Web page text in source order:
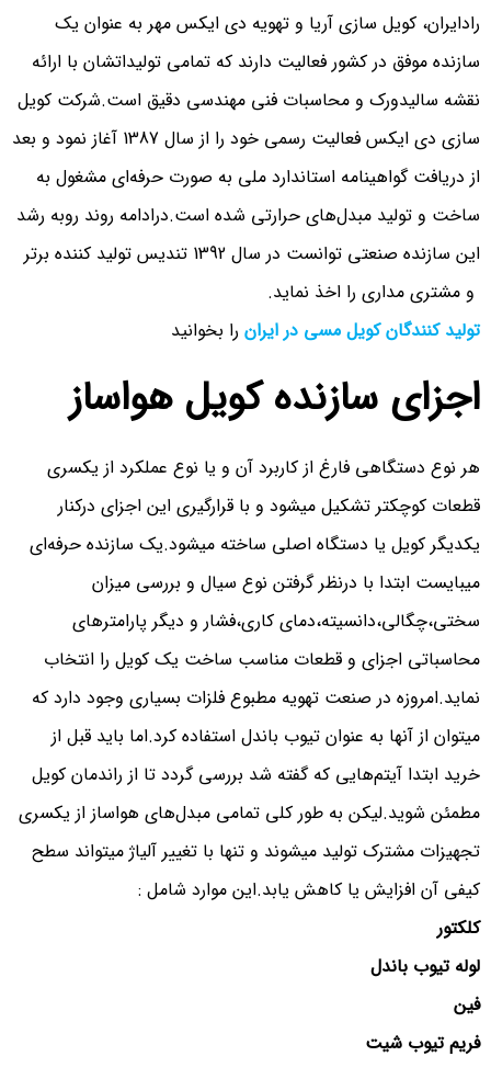
رادایران، کویل سازی آریا و تهویه دی ایکس مهر به عنوان یک
سازنده موفق در کشور فعالیت دارند که تمامی تولیداتشان با ارائه
نقشه سالیدورک و محاسبات فنی مهندسی دقیق است.شرکت کویل
سازی دی ایکس فعالیت رسمی خود را از سال 1387 آغاز نمود و بعد
از دریافت گواهینامه استاندارد ملی به صورت حرفه‌ای مشغول به
ساخت و تولید مبدل‌های حرارتی شده است.درادامه روند روبه رشد
این سازنده صنعتی توانست در سال 1392 تندیس تولید کننده برتر
و مشتری مداری را اخذ نماید.
تولید کنندگان کویل مسی در ایران را بخوانید
اجزای سازنده کویل هواساز
هر نوع دستگاهی فارغ از کاربرد آن و یا نوع عملکرد از یکسری
قطعات کوچکتر تشکیل میشود و با قرارگیری این اجزای درکنار
یکدیگر کویل یا دستگاه اصلی ساخته میشود.یک سازنده حرفه‌ای
میبایست ابتدا با درنظر گرفتن نوع سیال و بررسی میزان
سختی،چگالی،دانسیته،دمای کاری،فشار و دیگر پارامترهای
محاسباتی اجزای و قطعات مناسب ساخت یک کویل را انتخاب
نماید.امروزه در صنعت تهویه مطبوع فلزات بسیاری وجود دارد که
میتوان از آنها به عنوان تیوب باندل استفاده کرد.اما باید قبل از
خرید ابتدا آیتم‌هایی که گفته شد بررسی گردد تا از راندمان کویل
مطمئن شوید.لیکن به طور کلی تمامی مبدل‌های هواساز از یکسری
تجهیزات مشترک تولید میشوند و تنها با تغییر آلیاژ میتواند سطح
کیفی آن افزایش یا کاهش یابد.این موارد شامل :
کلکتور
لوله تیوب باندل
فین
فریم تیوب شیت